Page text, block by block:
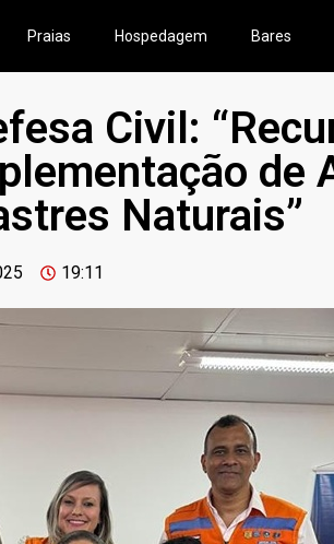
Praias Hospedagem Bares
Civil:
de
Naturais”
19:11